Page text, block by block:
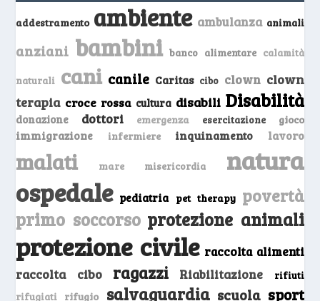
addestramento ambiente ambulanza animali
anziani bambini banco alimentare calamità
naturali cani canile Caritas cibo clown clown
terapia croce rossa cultura disabili Disabilità
donazione dottori emergenza esercitazione gioco
immigrazione infermiere inquinamento lavoro
malati mare misericordia natura
ospedale pediatria pet therapy povertà
primo soccorso protezione animali
protezione civile raccolta alimenti
raccolta cibo ragazzi Riabilitazione
rifiuti
rifugiati
rifugio salvaguardia scuola sport